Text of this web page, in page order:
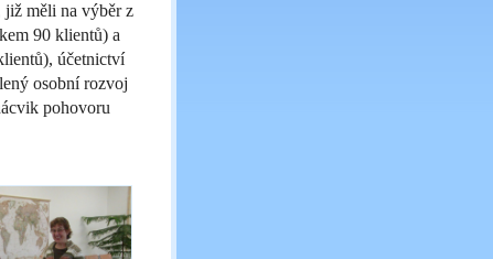
již měli na výběr z
90 klientů) a
účetnictví
osobní rozvoj
pohovoru